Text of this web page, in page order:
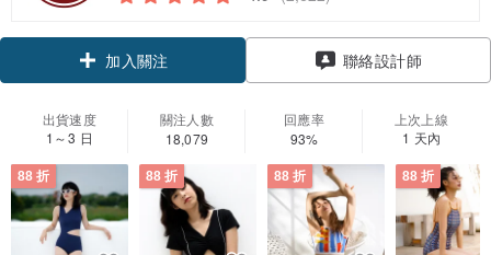
加入關注
聯絡設計師
出貨速度
1～3 日
關注人數
18,079
回應率
93%
上次上線
1 天內
88 折 88 折 88 折 88 折